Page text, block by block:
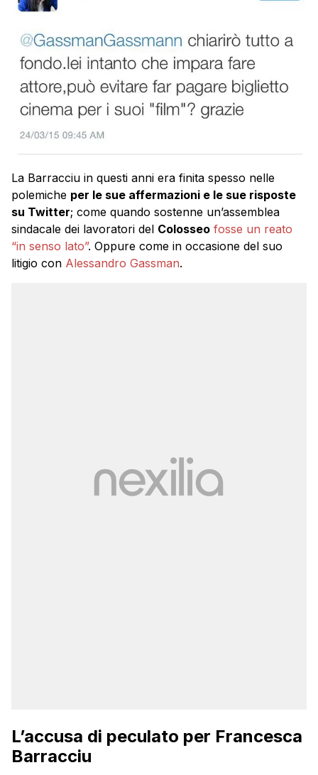
La Barracciu in questi anni era finita spesso nelle
polemiche per le sue affermazioni e le sue risposte
su Twitter; come quando sostenne un’assemblea
sindacale dei lavoratori del Colosseo fosse un reato
“in senso lato”. Oppure come in occasione del suo
litigio con Alessandro Gassman.
L’accusa di peculato per Francesca
Barracciu